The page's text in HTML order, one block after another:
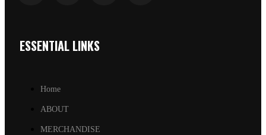
ESSENTIAL LINKS
Home
ABOUT
MERCHANDISE